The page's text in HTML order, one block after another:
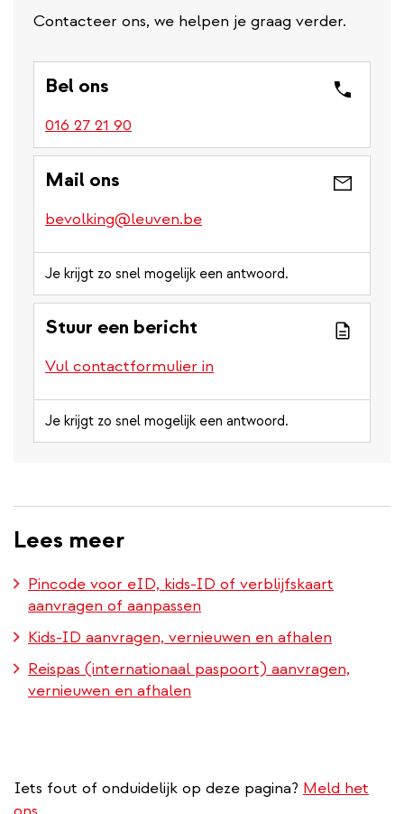
Contacteer ons, we helpen je graag verder.
Bel ons
016 27 21 90
Mail ons
bevolking@leuven.be
Je krijgt zo snel mogelijk een antwoord.
Stuur een bericht
Vul contactformulier in
Je krijgt zo snel mogelijk een antwoord.
Lees meer
Pincode voor eID, kids-ID of verblijfskaart
aanvragen of aanpassen
Kids-ID aanvragen, vernieuwen en afhalen
Reispas (internationaal paspoort) aanvragen,
vernieuwen en afhalen
Iets fout of onduidelijk op deze pagina? Meld het